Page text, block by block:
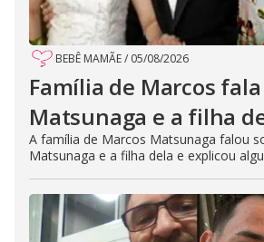
BEBÊ MAMÃE/ 05/08/2026
Família de Marcos
Matsunaga e a filha
A família de Marcos Matsunaga falou
Matsunaga e a filha dela e explicou